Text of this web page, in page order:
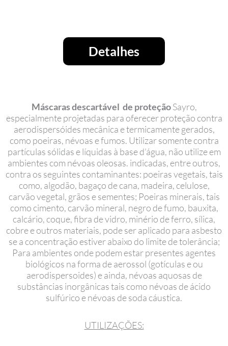
Detalhes
Máscaras descartável de proteçãoSayro,
especialmente projetadas para oferecer proteção contra
aerodispersóides mecânica e termicamente gerados,
como poeiras, névoas e fumos. Utilizar somente contra
partículas sólidas e líquidas à base d’água, não utilize em
ambientes com névoas oleosas. indicadas, entre outros,
contra os seguintes contaminantes: poeiras vegetais, tais
como, algodão, bagaço de cana, madeira, celulose,
carvão vegetal, grãos e sementes; Poeiras minerais, tais
como cimento, carvão mineral, negro de fumo, bauxita,
calcário, coque, fibra de vidro, minério de ferro, sílica,
cobre e outros materiais, pode ser aplicado para asbesto
se a concentração estiver abaixo do limite de tolerância;
Para ambientes onde podem estar presentes agentes
biológicos na forma de aerossol (gotículas e ou
aerodispersoides) e ainda, névoas aquosas de
substâncias inorgânicas tais como névoas de ácido
sulfúrico e névoas de soda cáustica.
UTILIZAÇÕES: